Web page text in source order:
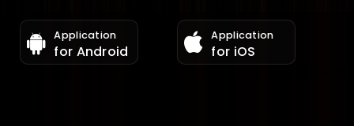
Application
for Android
Application
for iOS